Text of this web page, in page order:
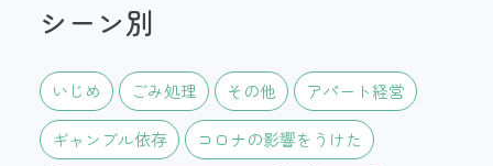
シーン別
いじめ ごみ処理 その他 アパート経営
ギャンブル依存 コロナの影響をうけた